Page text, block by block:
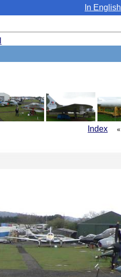
In English
Index «